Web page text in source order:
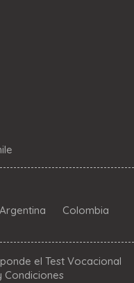
Argentina
Colombia
el Test Vocacional
Condiciones